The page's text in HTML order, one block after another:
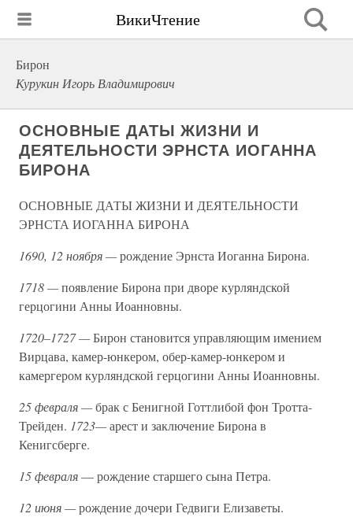
ВикиЧтение
Бирон
Курукин Игорь Владимирович
ОСНОВНЫЕ ДАТЫ ЖИЗНИ И
ДЕЯТЕЛЬНОСТИ ЭРНСТА ИОГАННА
БИРОНА
ОСНОВНЫЕ ДАТЫ ЖИЗНИ И ДЕЯТЕЛЬНОСТИ
ЭРНСТА ИОГАННА БИРОНА
1690, 12 ноября —рождение Эрнста Иоганна Бирона.
1718 —появление Бирона при дворе курляндской
герцогини Анны Иоанновны.
1720–1727 —Бирон становится управляющим имением
Вирцава, камер-юнкером, обер-камер-юнкером и
камергером курляндской герцогини Анны Иоанновны.
25 февраля —брак с Бенигной Готтлибой фон Тротта-
Трейден. 1723—арест и заключение Бирона в
Кенигсберге.
15 февраля— рождение старшего сына Петра.
12 июня —рождение дочери Гедвиги Елизаветы.